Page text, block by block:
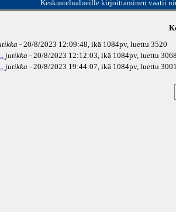
Keskustelualueille kirjoittaminen vaatii
- 20/8/2023 12:09:48, ikä 1084pv, luettu 3520
jutikka - 20/8/2023 12:12:03, ikä 1084pv, luettu
jutikka - 20/8/2023 19:44:07, ikä 1084pv, luettu